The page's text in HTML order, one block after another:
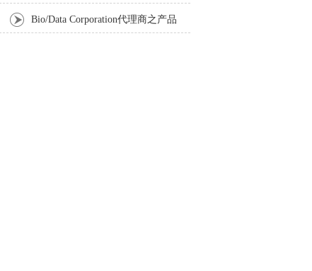
121，Fenestra HDVC动物CT造影剂
Bio/Data Corporation代理商之产品